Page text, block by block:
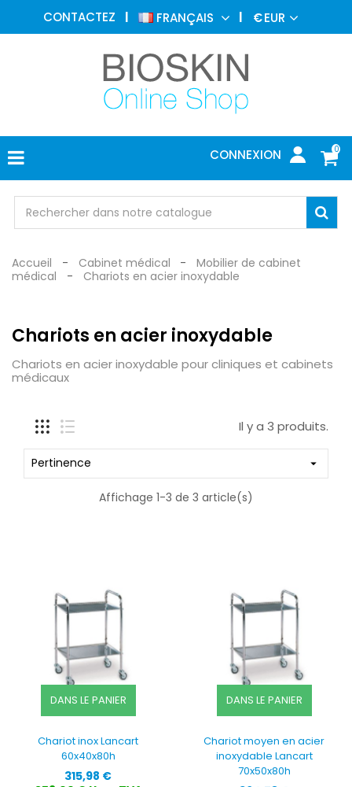
CONTACTEZ FRANÇAIS €EUR
0
CONNEXION
MÉDECINE
ESTHÉTIQUE
DERMATOLOGIE
PHOTOTHÉRAPIE
MÉDICAL
MÉDICAL
PROTECTION
Accueil Cabinet médical
Mobilier de cabinet
médical
Chariots en acier inoxydable
Chariots en acier inoxydable
Chariots en acier inoxydable pour cliniques et cabinets
médicaux
Il y a 3 produits.
Pertinence 
Affichage 1-3 de 3 article(s)
DANS LE PANIER
Chariot inox Lancart
60x40x80h
Prix
315,98 €
DANS LE PANIER
Chariot moyen en acier
inoxydable Lancart
70x50x80h